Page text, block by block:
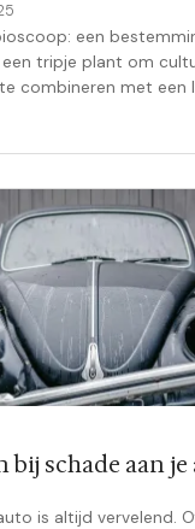
een
tripje plant om
combineren met een
de juiste sfeer ...
bij schade aan
is altijd vervelend.